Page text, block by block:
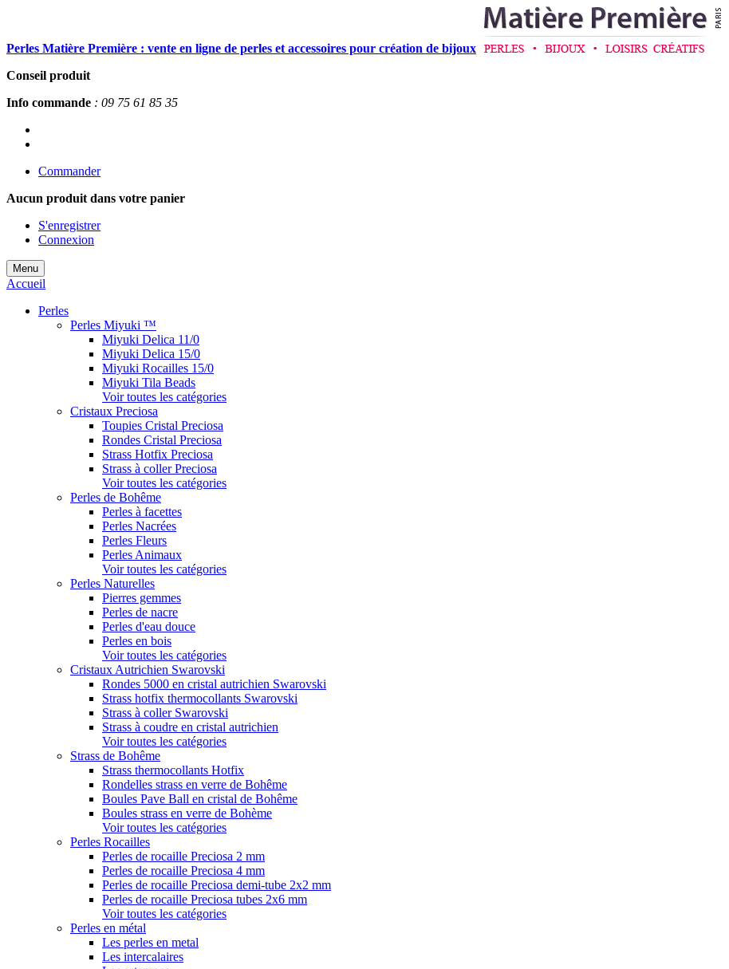
Perles Matière Première : vente en ligne de perles et accessoires pour création de bijoux
Conseil produit
Info commande : 09 75 61 85 35
Commander
Aucun produit dans votre panier
S'enregistrer
Connexion
Menu
Accueil
Perles
Perles Miyuki ™
Miyuki Delica 11/0
Miyuki Delica 15/0
Miyuki Rocailles 15/0
Miyuki Tila Beads
Voir toutes les catégories
Cristaux Preciosa
Toupies Cristal Preciosa
Rondes Cristal Preciosa
Strass Hotfix Preciosa
Strass à coller Preciosa
Voir toutes les catégories
Perles de Bohême
Perles à facettes
Perles Nacrées
Perles Fleurs
Perles Animaux
Voir toutes les catégories
Perles Naturelles
Pierres gemmes
Perles de nacre
Perles d'eau douce
Perles en bois
Voir toutes les catégories
Cristaux Autrichien Swarovski
Rondes 5000 en cristal autrichien Swarovski
Strass hotfix thermocollants Swarovski
Strass à coller Swarovski
Strass à coudre en cristal autrichien
Voir toutes les catégories
Strass de Bohême
Strass thermocollants Hotfix
Rondelles strass en verre de Bohême
Boules Pave Ball en cristal de Bohême
Boules strass en verre de Bohème
Voir toutes les catégories
Perles Rocailles
Perles de rocaille Preciosa 2 mm
Perles de rocaille Preciosa 4 mm
Perles de rocaille Preciosa demi-tube 2x2 mm
Perles de rocaille Preciosa tubes 2x6 mm
Voir toutes les catégories
Perles en métal
Les perles en metal
Les intercalaires